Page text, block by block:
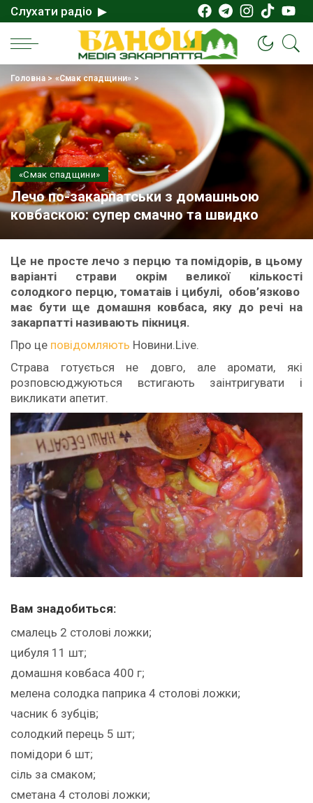
Слухати радіо ▶
Головна>«Смак спадщини» >
«Смак спадщини»
Лечо по-закарпатськи з домашньою
ковбаскою: супер смачно та швидко
Це не просте лечо з перцю та помідорів, в цьому
варіанті страви окрім великої кількості
солодкого перцю, томатаів і цибулі, обов’язково
має бути ще домашня ковбаса, яку до речі на
закарпатті називають пікниця.
Про це повідомляють Новини.Live.
Страва готується не довго, але аромати, які
розповсюджуються встигають заінтригувати і
викликати апетит.
Вам знадобиться:
смалець 2 столові ложки;
цибуля 11 шт;
домашня ковбаса 400 г;
мелена солодка паприка 4 столові ложки;
часник 6 зубців;
солодкий перець 5 шт;
помідори 6 шт;
сіль за смаком;
сметана 4 столові ложки;